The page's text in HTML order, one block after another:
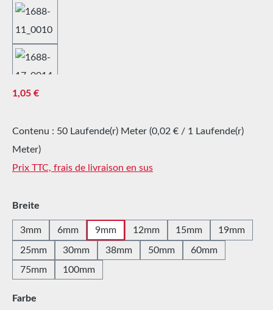
Prix régulier :
1,05 €
Contenu : 50 Laufende(r) Meter (0,02 € / 1 Laufende(r)
Meter)
Prix TTC, frais de livraison en sus
Sélectionnez
Breite
3mm 6mm 9mm 12mm 15mm 19mm
25mm 30mm 38mm 50mm
60mm
75mm
100mm
Sélectionnez
Farbe